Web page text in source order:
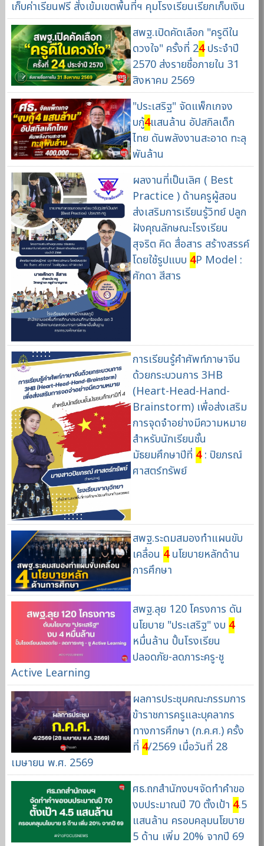
เก็บค่าเรียนฟรี สั่งเข้มเขตพื้นที่ฯ คุมโรงเรียนเรียกเก็บเงิน
สพฐ.เปิดคัดเลือก "ครูดีใน
ดวงใจ" ครั้งที่ 24ประจำปี
2570 ส่งรายชื่อภายใน 31
สิงหาคม 2569
"ประเสริฐ" จัดแพ็กเกจง
บกู้4แสนล้าน อัปสกิลเด็ก
ไทย ดันพลังงานสะอาด ทะลุ
พันล้าน
ผลงานที่เป็นเลิศ ( Best
Practice ) ด้านครูผู้สอน
ส่งเสริมการเรียนรู้วิทย์ ปลูก
ฝังคุณลักษณะโรงเรียน
สุจริต คิด สื่อสาร สร้างสรรค์
โดยใช้รูปแบบ 4P Model :
ศักดา สีสาร
การเรียนรู้คำศัพท์ภาษาจีน
ด้วยกระบวนการ 3HB
(Heart-Head-Hand-
Brainstorm) เพื่อส่งเสริม
การจุดจำอย่างมีความหมาย
สำหรับนักเรียนชั้น
มัธยมศึกษาปีที่ 4: ปิยภรณ์
ศาสตร์ทรัพย์
สพฐ.ระดมสมองทำแผนขับ
เคลื่อน 4นโยบายหลักด้าน
การศึกษา
สพฐ.ลุย 120 โครงการ ดัน
นโยบาย "ประเสริฐ" งบ 4
หมื่นล้าน ปั้นโรงเรียน
ปลอดภัย-ลดภาระครู-ชู
Active Learning
ผลการประชุมคณะกรรมการ
ข้าราชการครูและบุคลากร
ทางการศึกษา (ก.ค.ศ.) ครั้ง
ที่ 4/2569 เมื่อวันที่ 28
เมษายน พ.ศ. 2569
ศธ.ถกสำนักงบฯจัดทำคำขอ
งบประมาณปี 70 ตั้งเป้า 4.5
แสนล้าน ครอบคลุมนโยบาย
5 ด้าน เพิ่ม 20% จากปี 69